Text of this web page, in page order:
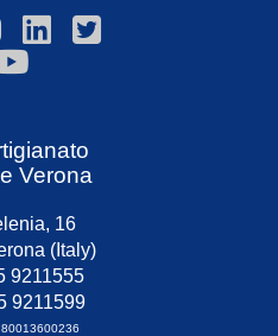
Verona
16
(Italy)
9211555
9211599